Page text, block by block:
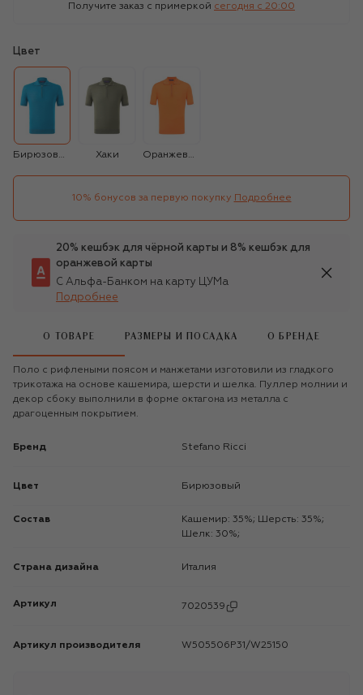
Получите заказ с примеркой сегодня c 20:00
Цвет
Бирюзовый Хаки Оранжевый
10% бонусов за первую покупку Подробнее
20% кешбэк для чёрной карты и 8% кешбэк для
оранжевой карты
С Альфа-Банком на карту ЦУМа
Подробнее
О ТОВАРЕ РАЗМЕРЫ И ПОСАДКА О БРЕНДЕ
Поло с рифлеными поясом и манжетами изготовили из гладкого
трикотажа на основе кашемира, шерсти и шелка. Пуллер молнии и
декор сбоку выполнили в форме октагона из металла с
драгоценным покрытием.
Бренд Stefano Ricci
Цвет Бирюзовый
Состав
Кашемир: 35%; Шерсть: 35%;
Шелк: 30%;
Страна дизайна Италия
Артикул 7020539
Артикул производителя W505506P31/W25150